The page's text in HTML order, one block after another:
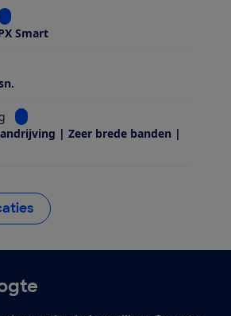
informatie voor Motor, merk & type
Smart
informatie voor Versnellingen
Bekijk informatie voor Opvallende
| Zeer brede banden |